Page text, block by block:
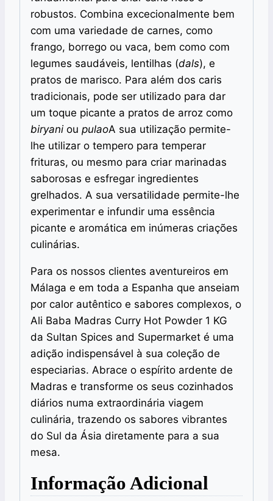
robustos. Combina excecionalmente bem
com uma variedade de carnes, como
frango, borrego ou vaca, bem como com
legumes saudáveis, lentilhas (dals), e
pratos de marisco. Para além dos caris
tradicionais, pode ser utilizado para dar
um toque picante a pratos de arroz como
biryaniou pulaoA sua utilização permite-
lhe utilizar o tempero para temperar
frituras, ou mesmo para criar marinadas
saborosas e esfregar ingredientes
grelhados. A sua versatilidade permite-lhe
experimentar e infundir uma essência
picante e aromática em inúmeras criações
culinárias.
Para os nossos clientes aventureiros em
Málaga e em toda a Espanha que anseiam
por calor autêntico e sabores complexos, o
Ali Baba Madras Curry Hot Powder 1 KG
da Sultan Spices and Supermarket é uma
adição indispensável à sua coleção de
especiarias. Abrace o espírito ardente de
Madras e transforme os seus cozinhados
diários numa extraordinária viagem
culinária, trazendo os sabores vibrantes
do Sul da Ásia diretamente para a sua
mesa.
Informação Adicional